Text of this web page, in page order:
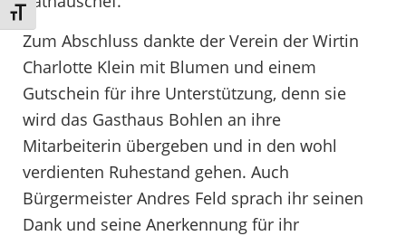
Schrift vergrößern
Zum Abschluss dankte der Verein der Wirtin
Charlotte Klein mit Blumen und einem
Gutschein für ihre Unterstützung, denn sie
wird das Gasthaus Bohlen an ihre
Mitarbeiterin übergeben und in den wohl
verdienten Ruhestand gehen. Auch
Bürgermeister Andres Feld sprach ihr seinen
Dank und seine Anerkennung für ihr